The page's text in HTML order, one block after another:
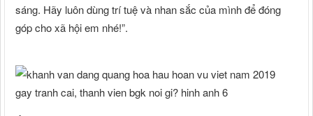
sáng. Hãy luôn dùng trí tuệ và nhan sắc của mình để đóng
góp cho xã hội em nhé!”.